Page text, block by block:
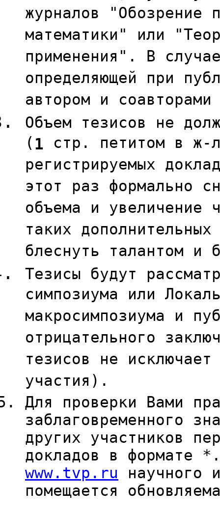
журналов "Обозрение
математики" или
применения". В
определяющей при
автором и
Объем тезисов не
(1
стр. петитом в ж-
регистрируемых
этот раз формально
объема и увеличение
таких
блеснуть талантом и
Тезисы будут
симпозиума или
макросимпозиума и
отрицательного
тезисов не
участия).
Для проверки Вами
заблаговременного
других участников
докладов в формате
www.tvp.ru научного
помещается